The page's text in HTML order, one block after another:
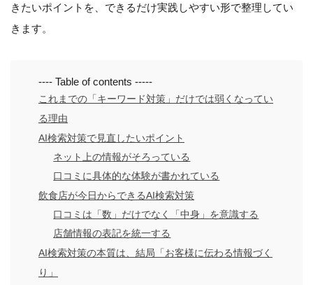
きたいポイントを、できるだけ実践しやすい形で整理してい
きます。
---- Table of contents -----
これまでの「キーワード対策」だけでは弱くなってい
る理由
AI検索対策で見直したいポイント
ネット上の情報がそろっている
口コミに具体的な体験が書かれている
飲食店が今日からできるAI検索対策
口コミは「数」だけでなく「中身」を意識する
店舗情報の表記を統一する
AI検索対策の本質は、結局「お客様に伝わる情報づく
り」